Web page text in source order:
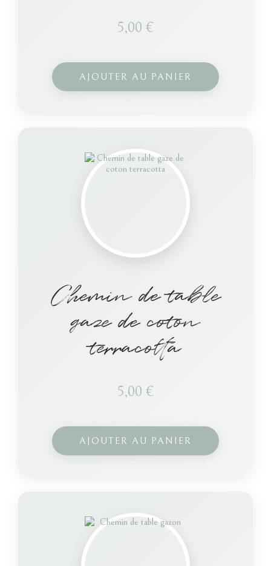
5,00 €
AJOUTER AU PANIER
Chemin de table
gaze de coton
terracotta
5,00 €
AJOUTER AU PANIER